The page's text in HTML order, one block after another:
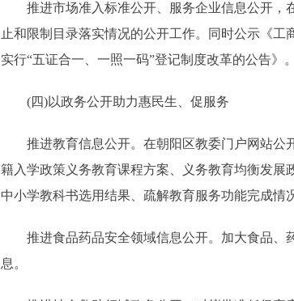
推进市场准入标准公开、服务企业信息公开，
止和限制目录落实情况的公开工作。同时公示《
实行“五证合一、一照一码”登记制度改革的公告》。
(四)以政务公开助力惠民生、促服务
推进教育信息公开。在朝阳区教委门户网站公
籍入学政策义务教育课程方案、义务教育均衡发展
中小学教科书选用结果、疏解教育服务功能完成情
推进食品药品安全领域信息公开。加大食品、
息。